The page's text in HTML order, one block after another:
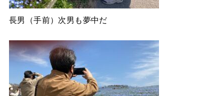
長男（手前）次男も夢中だ